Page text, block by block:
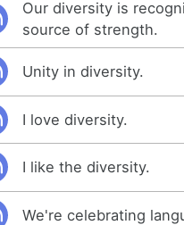
Our diversity is
source of strength.
Unity in diversity.
I love diversity.
I like the diversity.
We're celebrating